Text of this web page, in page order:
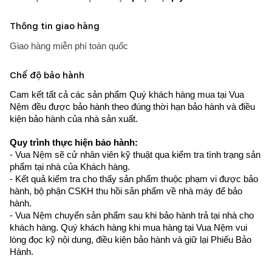
Thông tin giao hàng
Giao hàng miễn phí toàn quốc
Chế độ bảo hành
Cam kết tất cả các sản phẩm Quý khách hàng mua tại Vua
Nệm đều được bảo hành theo đúng thời hạn bảo hành và điều
kiện bảo hành của nhà sản xuất.
Quy trình thực hiện bảo hành:
- Vua Nệm sẽ cử nhân viên kỹ thuật qua kiểm tra tình trạng sản
phẩm tại nhà của Khách hàng.
- Kết quả kiểm tra cho thấy sản phẩm thuộc phạm vi được bảo
hành, bộ phận CSKH thu hồi sản phẩm về nhà máy để bảo
hành.
- Vua Nệm chuyển sản phẩm sau khi bảo hành trả tại nhà cho
khách hàng. Quý khách hàng khi mua hàng tại Vua Nệm vui
lòng đọc kỹ nội dung, điều kiện bảo hành và giữ lại Phiếu Bảo
Hành.